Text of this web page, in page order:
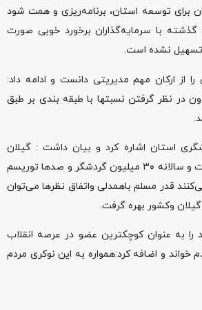
برای توسعه استان، برنامه‌ریزی و همت شود
گذشته با سرمایه‌گذاران برخورد خوبی صورت
تسهیل نشده است.
از ارکان مهم مدیریتی دانست و ادامه داد:
در نظر گرفتن نسبتها با طبقه بندی بر طبق
استان اشاره کرد و بیان داشت : گیلان
استانی توریسم پذیر است و سالانه ۳۰ میلیون گردشگر و صدها توریسم
قدر مسلم باهمدلی واتفاق نظرها می‌توان
وکشور بهره گرفت.
را به عنوان کوچکترین عضو در عرصه انقلاب
خواند و اضافه کرد:همواره به این نوکری مردم